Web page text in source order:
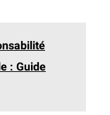
: Guide